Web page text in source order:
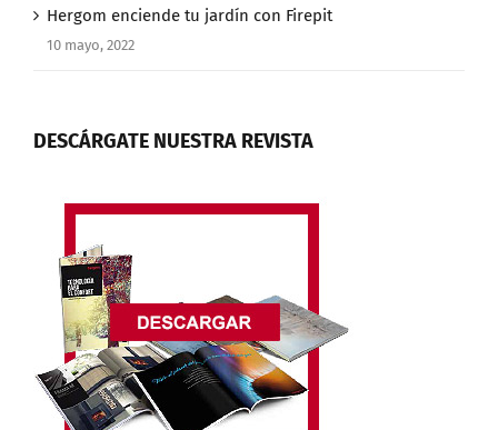
Hergom enciende tu jardín con Firepit
10 mayo, 2022
DESCÁRGATE NUESTRA REVISTA